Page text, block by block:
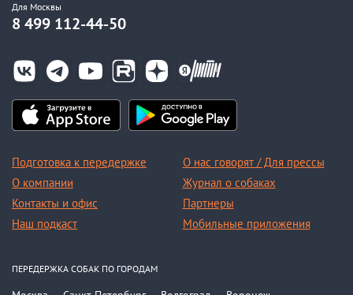
Для Москвы
8 499 112-44-50
Подготовка к передержке
О компании
Контакты и офис
Наш подкаст
О нас говорят / Для прессы
Журнал о собаках
Партнеры
Мобильные приложения
ПЕРЕДЕРЖКА СОБАК ПО ГОРОДАМ